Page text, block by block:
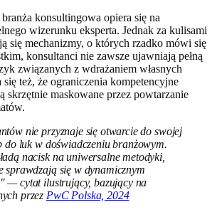
konsultingowa opiera się na
wizerunku eksperta. Jednak za kulisami
się mechanizmy, o których rzadko mówi się
konsultanci nie zawsze ujawniają pełną
związanych z wdrażaniem własnych
też, że ograniczenia kompetencyjne
skrzętnie maskowane przez powtarzanie
nie przyznaje się otwarcie do swojej
do luk w doświadczeniu branżowym.
nacisk na uniwersalne metodyki,
sprawdzają się w dynamicznym
— cytat ilustrujący, bazujący na
przez PwC Polska, 2024